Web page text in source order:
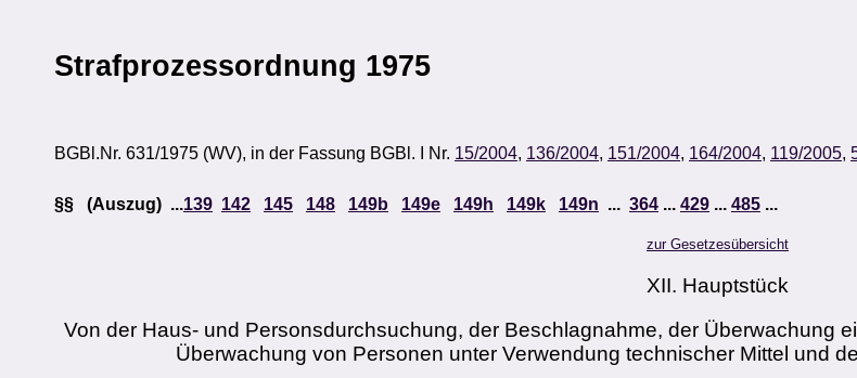
Strafprozessordnung 1975
BGBl.Nr. 631/1975 (WV), in der Fassung BGBl. I Nr. 15/2004, 136/2004, 151/2004, 164/2004, 119/2005,
§§ (Auszug) ...139 142 145 148 149b 149e 149h 149k 149n ... 364 ... 429 ... 485 ...
zur Gesetzesübersicht
XII. Hauptstück
Von der Haus- und Personsdurchsuchung, der Beschlagnahme, der Überwachung
Überwachung von Personen unter Verwendung technischer Mittel und